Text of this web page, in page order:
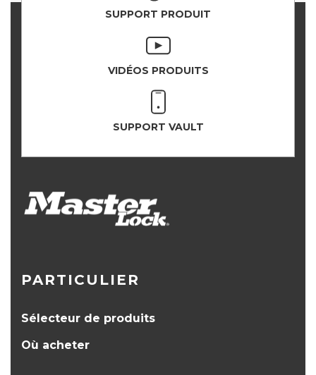
SUPPORT PRODUIT
VIDÉOS PRODUITS
SUPPORT VAULT
PARTICULIER
Sélecteur de produits
Où acheter